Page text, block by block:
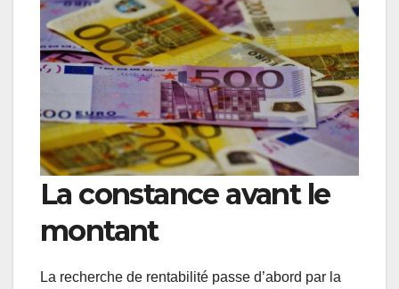
La constance avant le
montant
La recherche de rentabilité passe d’abord par la